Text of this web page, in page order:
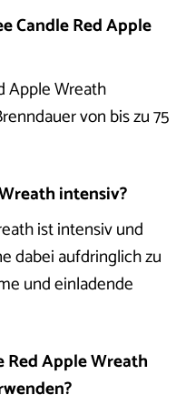
Candle Red Apple
Apple Wreath
von bis zu 75
intensiv?
ist intensiv und
dabei aufdringlich zu
und einladende
Red Apple Wreath